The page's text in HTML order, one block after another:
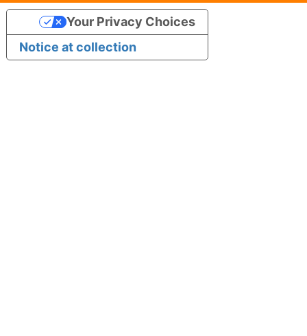
Notice at collection
Your Privacy Choices